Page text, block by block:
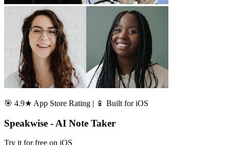
🎯 4.9★ App Store Rating | 📱 Built for iOS
Speakwise - AI Note Taker
Try it for free on iOS